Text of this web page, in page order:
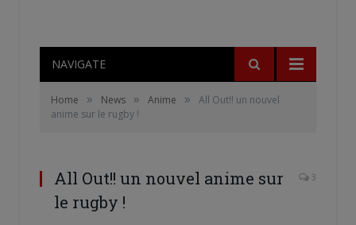
NAVIGATE
Home » News » Anime »
All Out!! un nouvel
anime sur le rugby !
All Out!! un nouvel anime sur
le rugby !
3